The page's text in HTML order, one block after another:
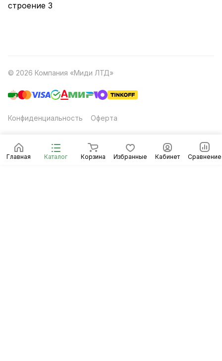
Главная Каталог Корзина Избранные Кабинет Сравнение
строение 3
© 2026 Компания «Миди ЛТД»
Конфиденциальность Оферта